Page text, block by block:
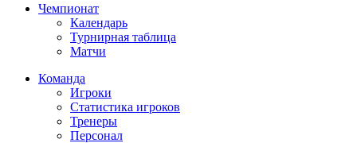
Чемпионат
Календарь
Турнирная таблица
Матчи
Команда
Игроки
Статистика игроков
Тренеры
Персонал